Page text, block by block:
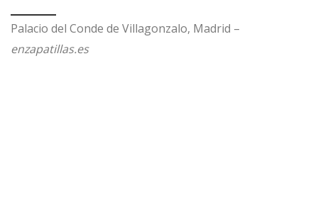
Palacio del Conde de Villagonzalo, Madrid –
enzapatillas.es